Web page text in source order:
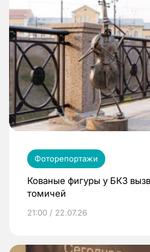
Фоторепортажи
Кованые фигуры у БКЗ
томичей
21:00 / 22.07.26